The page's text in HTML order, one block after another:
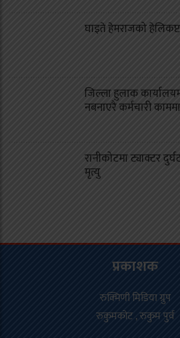
घाइते हेमराजको
जिल्ला हुलाक
नबनाएरै कर्मचारी काममा
रानीकोटमा ट्याक्टर
मृत्यु
प्रकाशक
रुक्मिणी मिडिया ग्रुप
रुकुमकोट , रुकुम पुर्व